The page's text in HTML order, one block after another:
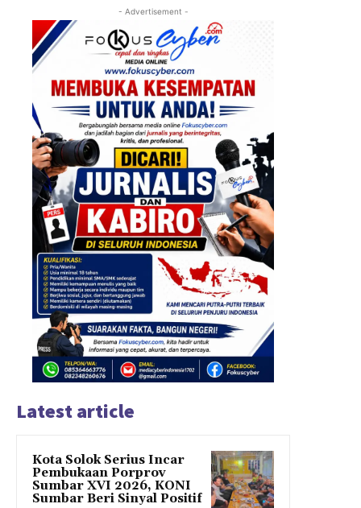
- Advertisement -
Latest article
Kota Solok Serius Incar
Pembukaan Porprov
Sumbar XVI 2026, KONI
Sumbar Beri Sinyal Positif